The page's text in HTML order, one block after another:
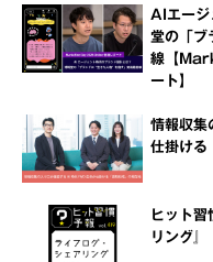
AIエージ
堂の「ブ
線【
ート】
情報収集
仕掛ける
ヒット
リング』